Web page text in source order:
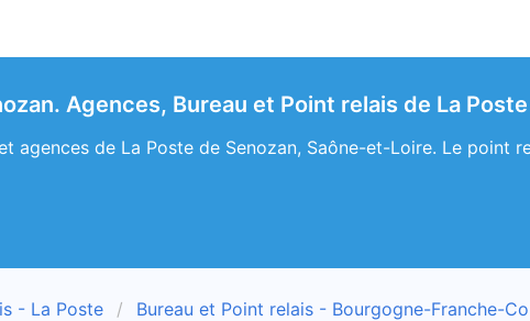
Agences, Bureau et Point relais de La
agences de La Poste de Senozan, Saône-et-Loire. Le point
- La Poste
Bureau et Point relais - Bourgogne-Franche-